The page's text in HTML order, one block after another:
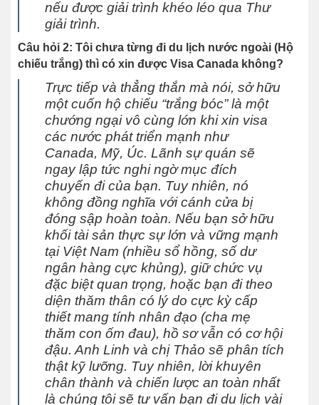
nếu được giải trình khéo léo qua Thư
giải trình.
Câu hỏi 2: Tôi chưa từng đi du lịch nước ngoài (Hộ
chiếu trắng) thì có xin được Visa Canada không?
Trực tiếp và thẳng thắn mà nói, sở hữu
một cuốn hộ chiếu “trắng bóc” là một
chướng ngại vô cùng lớn khi xin visa
các nước phát triển mạnh như
Canada, Mỹ, Úc. Lãnh sự quán sẽ
ngay lập tức nghi ngờ mục đích
chuyến đi của bạn. Tuy nhiên, nó
không đồng nghĩa với cánh cửa bị
đóng sập hoàn toàn. Nếu bạn sở hữu
khối tài sản thực sự lớn và vững mạnh
tại Việt Nam (nhiều sổ hồng, số dư
ngân hàng cực khủng), giữ chức vụ
đặc biệt quan trọng, hoặc bạn đi theo
diện thăm thân có lý do cực kỳ cấp
thiết mang tính nhân đạo (cha mẹ
thăm con ốm đau), hồ sơ vẫn có cơ hội
đậu. Anh Linh và chị Thảo sẽ phân tích
thật kỹ lưỡng. Tuy nhiên, lời khuyên
chân thành và chiến lược an toàn nhất
là chúng tôi sẽ tư vấn bạn đi du lịch vài